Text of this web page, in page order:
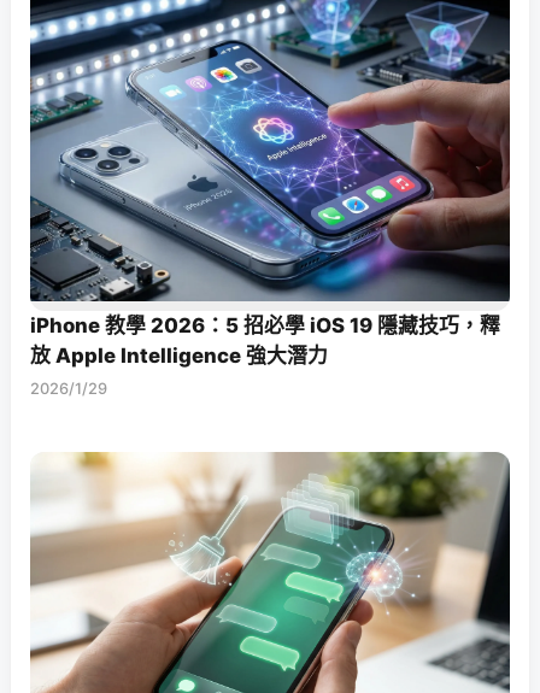
iPhone 教學 2026：5 招必學 iOS 19 隱藏技巧，釋
放 Apple Intelligence 強大潛力
2026/1/29